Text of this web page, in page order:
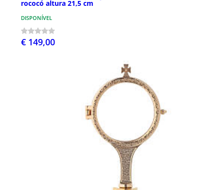
rococó altura 21,5 cm
DISPONÍVEL
€ 149,00